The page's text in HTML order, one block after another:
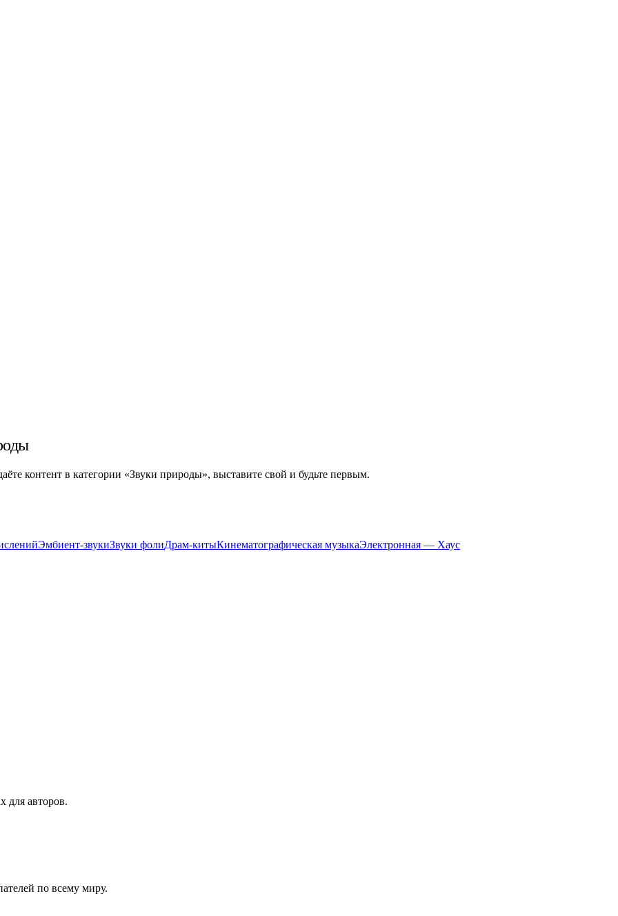
контент в категории «Звуки природы», выставите свой и будьте первым.
Эмбиент-звукиЗвуки фолиДрам-китыКинематографическая музыкаЭлектронная — Хаус
для авторов.
по всему миру.